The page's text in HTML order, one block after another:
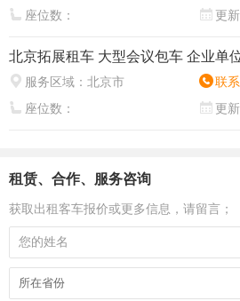
座位数：
更
北京拓展租车 大型会议包车 企业单
服务区域： 北京市
联
座位数：
更
租赁、合作、服务咨询
获取出租客车报价或更多信息，请留言；